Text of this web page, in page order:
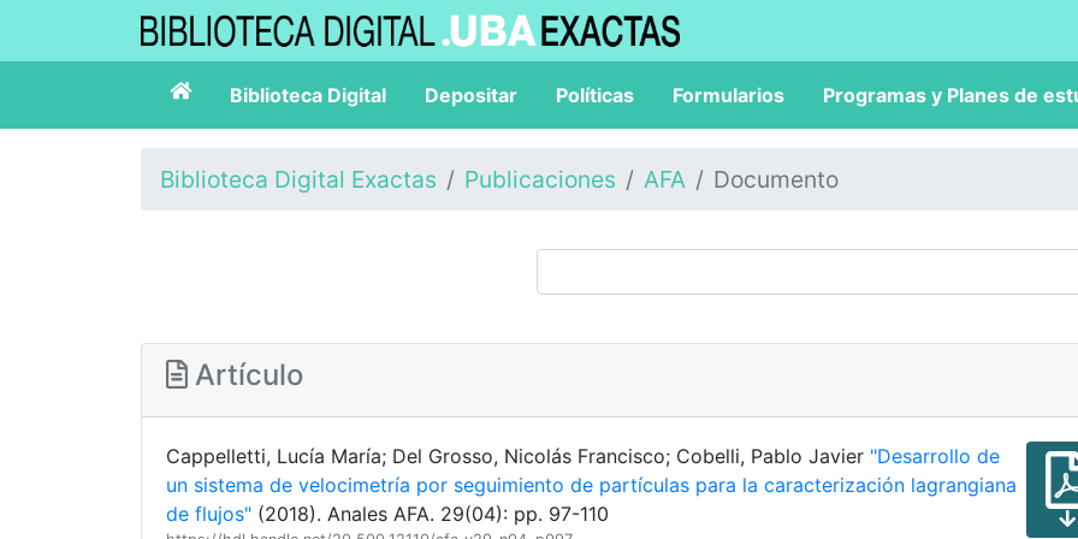
Biblioteca Digital Depositar Políticas Formularios Programas y Planes de
Biblioteca Digital Exactas Publicaciones AFA Documento
Artículo
Cappelletti, Lucía María; Del Grosso, Nicolás Francisco; Cobelli, Pablo Javier "Desarrollo de
un sistema de velocimetría por seguimiento de partículas para la caracterización lagrangiana
de flujos" (2018). Anales AFA. 29(04): pp. 97-110